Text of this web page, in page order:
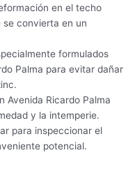
en el techo
se convierta en un
formulados
Palma para evitar dañar
Avenida Ricardo Palma
y la intemperie.
para inspeccionar el
potencial.